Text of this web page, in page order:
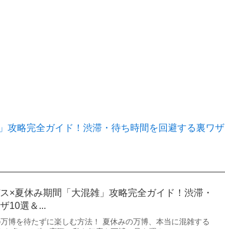
攻略完全ガイド！渋滞・待ち時間を回避する裏ワザ
×夏休み期間「大混雑」攻略完全ガイド！渋滞・
10選＆...
博を待たずに楽しむ方法！ 夏休みの万博、本当に混雑する